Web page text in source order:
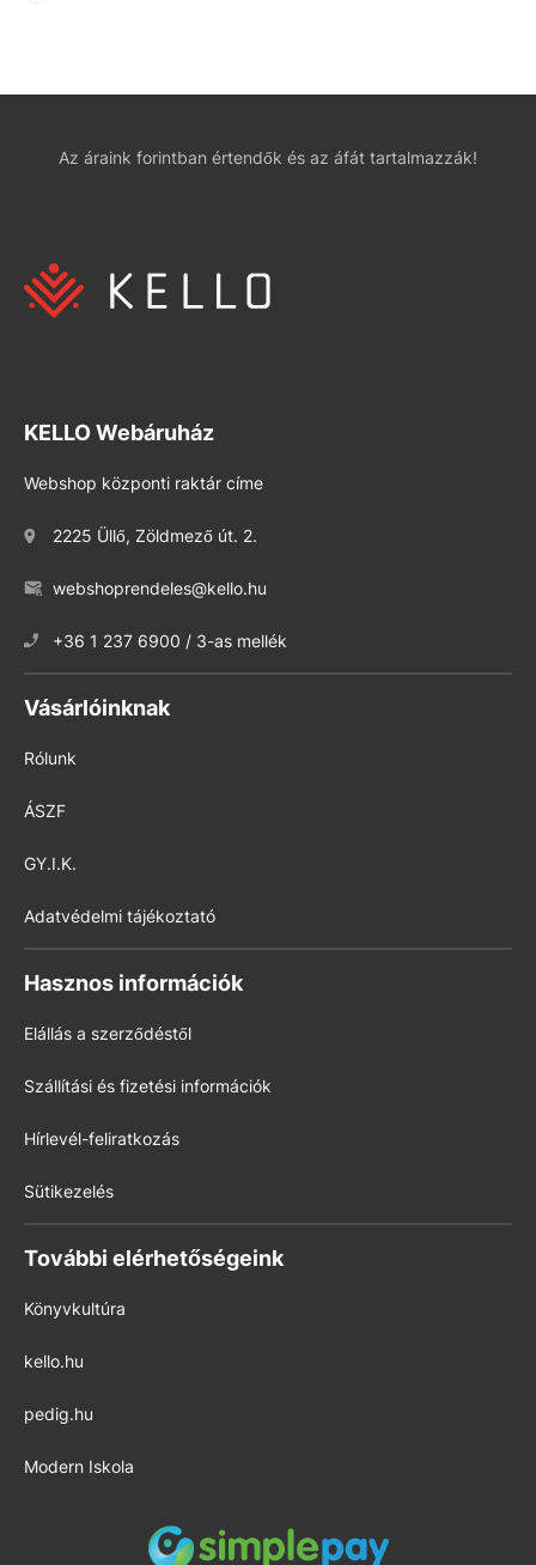
Az áraink forintban értendők és az áfát tartalmazzák!
KELLO Webáruház
Webshop központi raktár címe
2225 Üllő, Zöldmező út. 2.
webshoprendeles@kello.hu
+36 1 237 6900 / 3-as mellék
Vásárlóinknak
Rólunk
ÁSZF
GY.I.K.
Adatvédelmi tájékoztató
Hasznos információk
Elállás a szerződéstől
Szállítási és fizetési információk
Hírlevél-feliratkozás
Sütikezelés
További elérhetőségeink
Könyvkultúra
kello.hu
pedig.hu
Modern Iskola